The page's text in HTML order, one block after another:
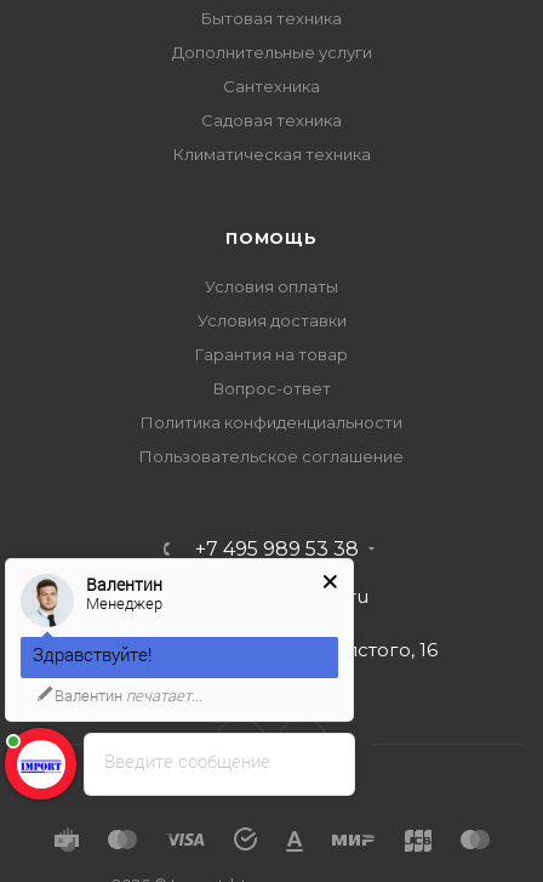
Бытовая техника
Дополнительные услуги
Сантехника
Садовая техника
Климатическая техника
ПОМОЩЬ
Условия оплаты
Условия доставки
Гарантия на товар
Вопрос-ответ
Политика конфиденциальности
Пользовательское соглашение
+7 495 989 53 38
import-bt@bk.ru
г. Москва, ул. Льва Толстого, 16
Введите сообщение
Валентин
Менеджер
Здравствуйте!
Валентин печатает...